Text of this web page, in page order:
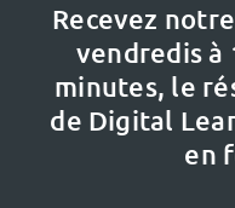
Recevez
vendredis à
minutes, le
de Digital
en